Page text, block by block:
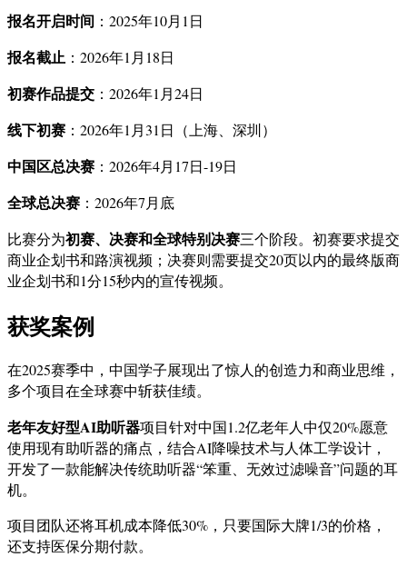
报名开启时间 ：2025年10月1日
报名截止 ：2026年1月18日
初赛作品提交 ：2026年1月24日
线下初赛 ：2026年1月31日（上海、深圳）
中国区总决赛 ：2026年4月17日-19日
全球总决赛 ：2026年7月底
比赛分为初赛、决赛和全球特别决赛三个阶段。初赛要求提交
商业企划书和路演视频；决赛则需要提交20页以内的最终版商
业企划书和1分15秒内的宣传视频。
获奖案例
在2025赛季中，中国学子展现出了惊人的创造力和商业思维，
多个项目在全球赛中斩获佳绩。
老年友好型AI助听器项目针对中国1.2亿老年人中仅20%愿意
使用现有助听器的痛点，结合AI降噪技术与人体工学设计，
开发了一款能解决传统助听器“笨重、无效过滤噪音”问题的耳
机。
项目团队还将耳机成本降低30%，只要国际大牌1/3的价格，
还支持医保分期付款。